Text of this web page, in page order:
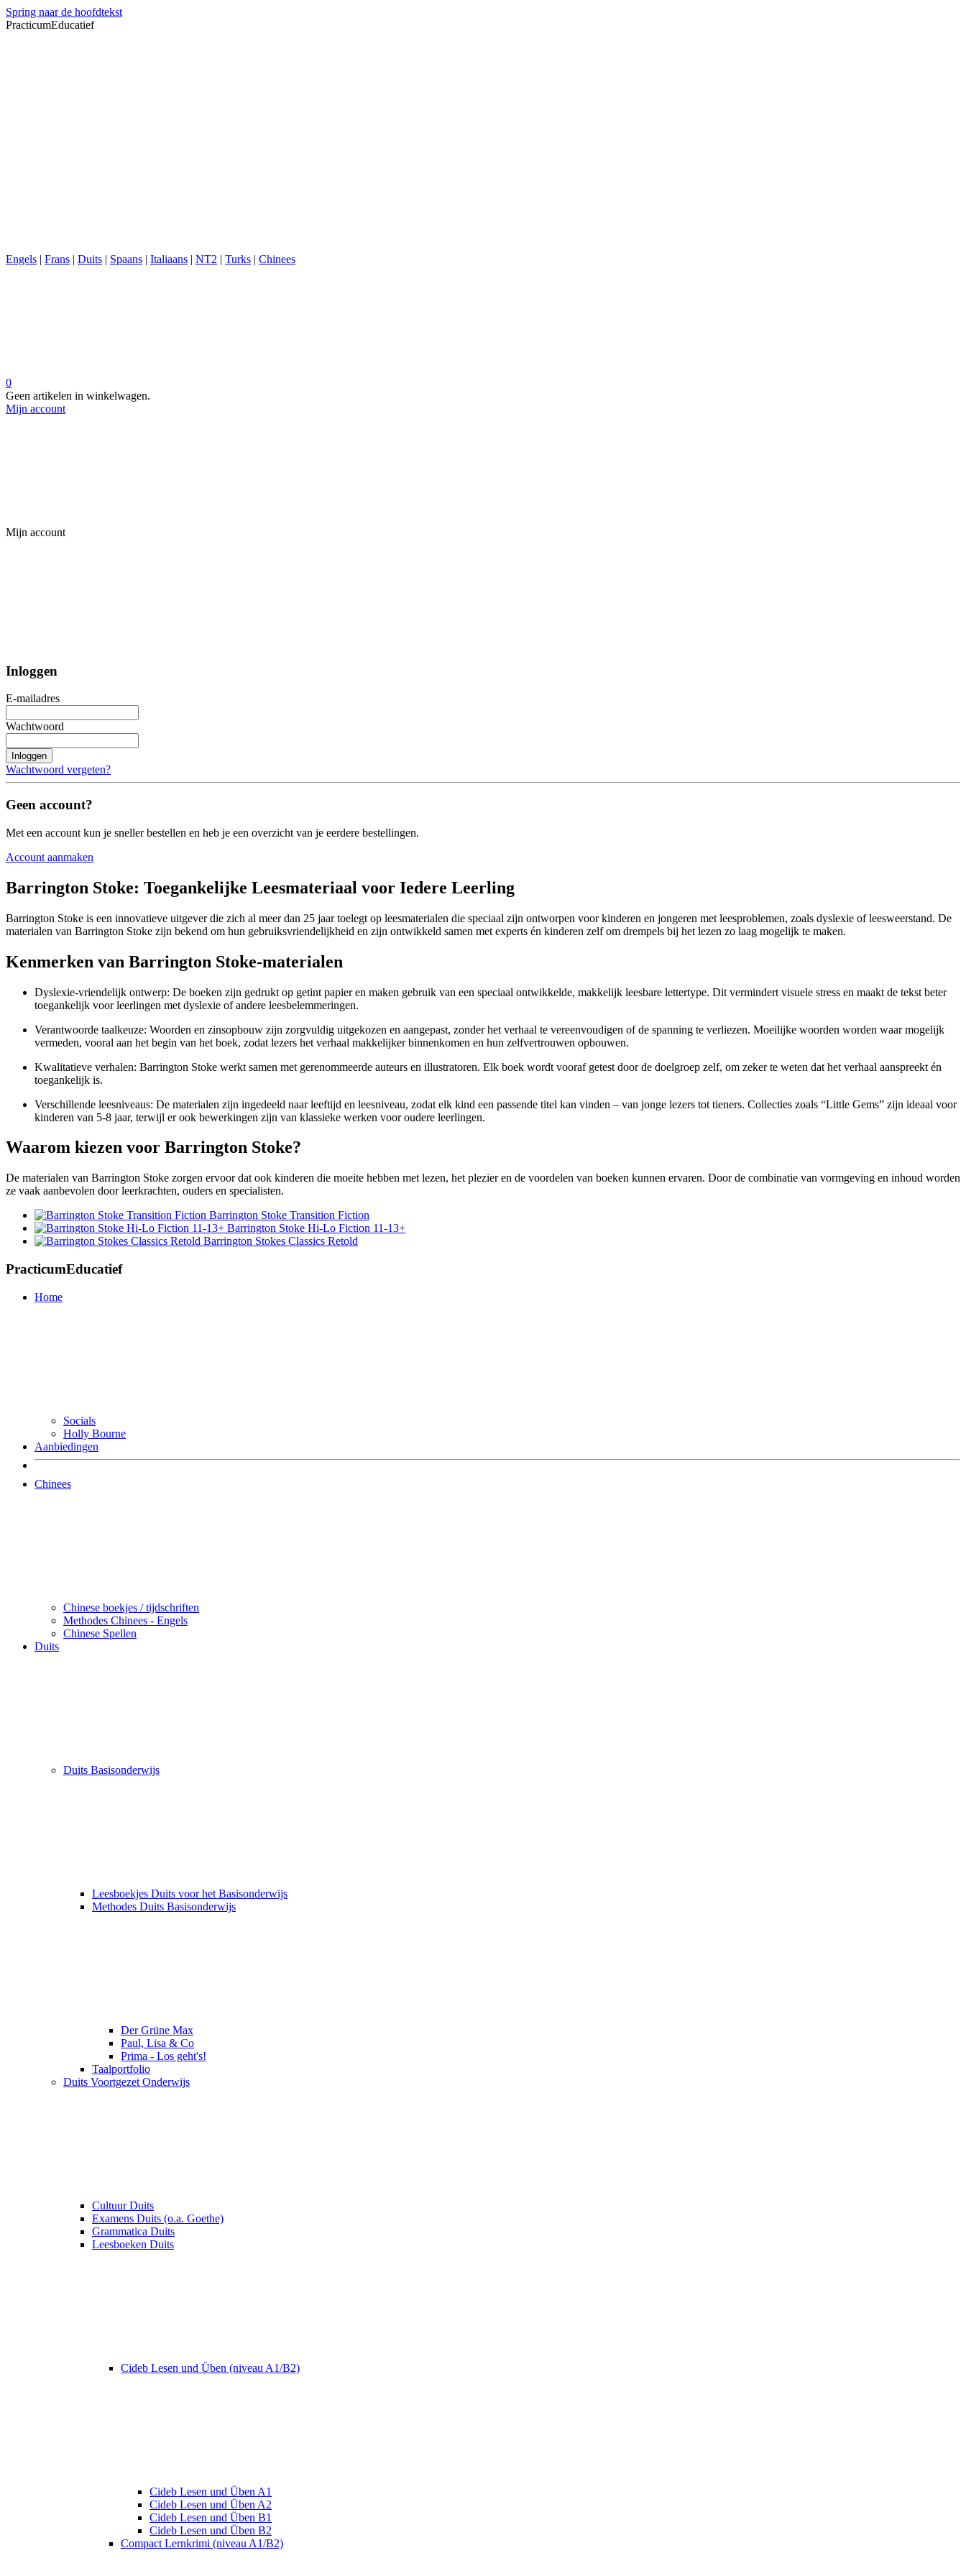
Spring naar de hoofdtekst
PracticumEducatief
Engels | Frans | Duits | Spaans | Italiaans | NT2 | Turks | Chinees
0
Geen artikelen in winkelwagen.
Mijn account
Mijn account
Inloggen
E-mailadres
Wachtwoord
Inloggen
Wachtwoord vergeten?
Geen account?
Met een account kun je sneller bestellen en heb je een overzicht van je eerdere bestellingen.
Account aanmaken
Barrington Stoke: Toegankelijke Leesmateriaal voor Iedere Leerling
Barrington Stoke is een innovatieve uitgever die zich al meer dan 25 jaar toelegt op leesmaterialen die speciaal zijn ontworpen voor kinderen en jongeren met leesproblemen, zoals dyslexie of leesweerstand. De
materialen van Barrington Stoke zijn bekend om hun gebruiksvriendelijkheid en zijn ontwikkeld samen met experts én kinderen zelf om drempels bij het lezen zo laag mogelijk te maken.
Kenmerken van Barrington Stoke-materialen
Dyslexie-vriendelijk ontwerp: De boeken zijn gedrukt op getint papier en maken gebruik van een speciaal ontwikkelde, makkelijk leesbare lettertype. Dit vermindert visuele stress en maakt de tekst beter
toegankelijk voor leerlingen met dyslexie of andere leesbelemmeringen.
Verantwoorde taalkeuze: Woorden en zinsopbouw zijn zorgvuldig uitgekozen en aangepast, zonder het verhaal te vereenvoudigen of de spanning te verliezen. Moeilijke woorden worden waar mogelijk
vermeden, vooral aan het begin van het boek, zodat lezers het verhaal makkelijker binnenkomen en hun zelfvertrouwen opbouwen.
Kwalitatieve verhalen: Barrington Stoke werkt samen met gerenommeerde auteurs en illustratoren. Elk boek wordt vooraf getest door de doelgroep zelf, om zeker te weten dat het verhaal aanspreekt én
toegankelijk is.
Verschillende leesniveaus: De materialen zijn ingedeeld naar leeftijd en leesniveau, zodat elk kind een passende titel kan vinden – van jonge lezers tot tieners. Collecties zoals “Little Gems” zijn ideaal voor
kinderen van 5-8 jaar, terwijl er ook bewerkingen zijn van klassieke werken voor oudere leerlingen.
Waarom kiezen voor Barrington Stoke?
De materialen van Barrington Stoke zorgen ervoor dat ook kinderen die moeite hebben met lezen, het plezier en de voordelen van boeken kunnen ervaren. Door de combinatie van vormgeving en inhoud worden
ze vaak aanbevolen door leerkrachten, ouders en specialisten.
Barrington Stoke Transition Fiction
Barrington Stoke Hi-Lo Fiction 11-13+
Barrington Stokes Classics Retold
PracticumEducatief
Home
Socials
Holly Bourne
Aanbiedingen
Chinees
Chinese boekjes / tijdschriften
Methodes Chinees - Engels
Chinese Spellen
Duits
Duits Basisonderwijs
Leesboekjes Duits voor het Basisonderwijs
Methodes Duits Basisonderwijs
Der Grüne Max
Paul, Lisa & Co
Prima - Los geht's!
Taalportfolio
Duits Voortgezet Onderwijs
Cultuur Duits
Examens Duits (o.a. Goethe)
Grammatica Duits
Leesboeken Duits
Cideb Lesen und Üben (niveau A1/B2)
Cideb Lesen und Üben A1
Cideb Lesen und Üben A2
Cideb Lesen und Üben B1
Cideb Lesen und Üben B2
Compact Lernkrimi (niveau A1/B2)